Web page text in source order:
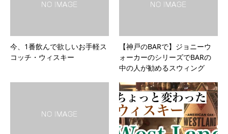
今、1番飲んで欲しいお手軽ス
コッチ・ウィスキー
【神戸のBARで】ジョニーウ
ォーカーのシリーズでBARの
中の人が勧めるスウィング